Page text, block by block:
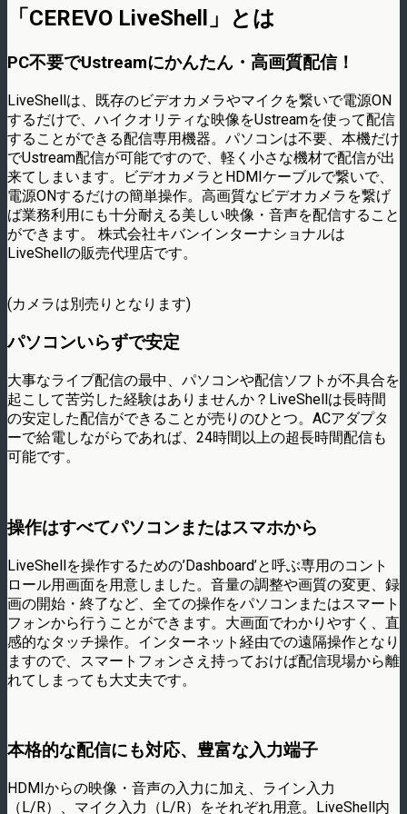
「CEREVO LiveShell」とは
PC不要でUstreamにかんたん・高画質配信！
LiveShellは、既存のビデオカメラやマイクを繋いで電源ON
するだけで、ハイクオリティな映像をUstreamを使って配信
することができる配信専用機器。パソコンは不要、本機だけ
でUstream配信が可能ですので、軽く小さな機材で配信が出
来てしまいます。ビデオカメラとHDMIケーブルで繋いで、
電源ONするだけの簡単操作。高画質なビデオカメラを繋げ
ば業務利用にも十分耐える美しい映像・音声を配信すること
ができます。 株式会社キバンインターナショナルは
LiveShellの販売代理店です。
(カメラは別売りとなります)
パソコンいらずで安定
大事なライブ配信の最中、パソコンや配信ソフトが不具合を
起こして苦労した経験はありませんか？LiveShellは長時間
の安定した配信ができることが売りのひとつ。ACアダプタ
ーで給電しながらであれば、24時間以上の超長時間配信も
可能です。
操作はすべてパソコンまたはスマホから
LiveShellを操作するための’Dashboard’と呼ぶ専用のコント
ロール用画面を用意しました。音量の調整や画質の変更、録
画の開始・終了など、全ての操作をパソコンまたはスマート
フォンから行うことができます。大画面でわかりやすく、直
感的なタッチ操作。インターネット経由での遠隔操作となり
ますので、スマートフォンさえ持っておけば配信現場から離
れてしまっても大丈夫です。
本格的な配信にも対応、豊富な入力端子
HDMIからの映像・音声の入力に加え、ライン入力
（L/R）、マイク入力（L/R）をそれぞれ用意。LiveShell内